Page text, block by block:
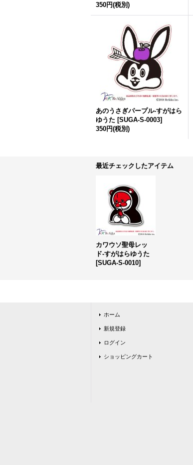
350円(税別)
あのうさぎパープル-すがはら
ゆうた [SUGA-S-0003]
350円(税別)
最近チェックしたアイテム
カワウソ聖母レッ
ド-すがはらゆうた
[SUGA-S-0010]
ホーム
新規登録
ログイン
ショッピングカート